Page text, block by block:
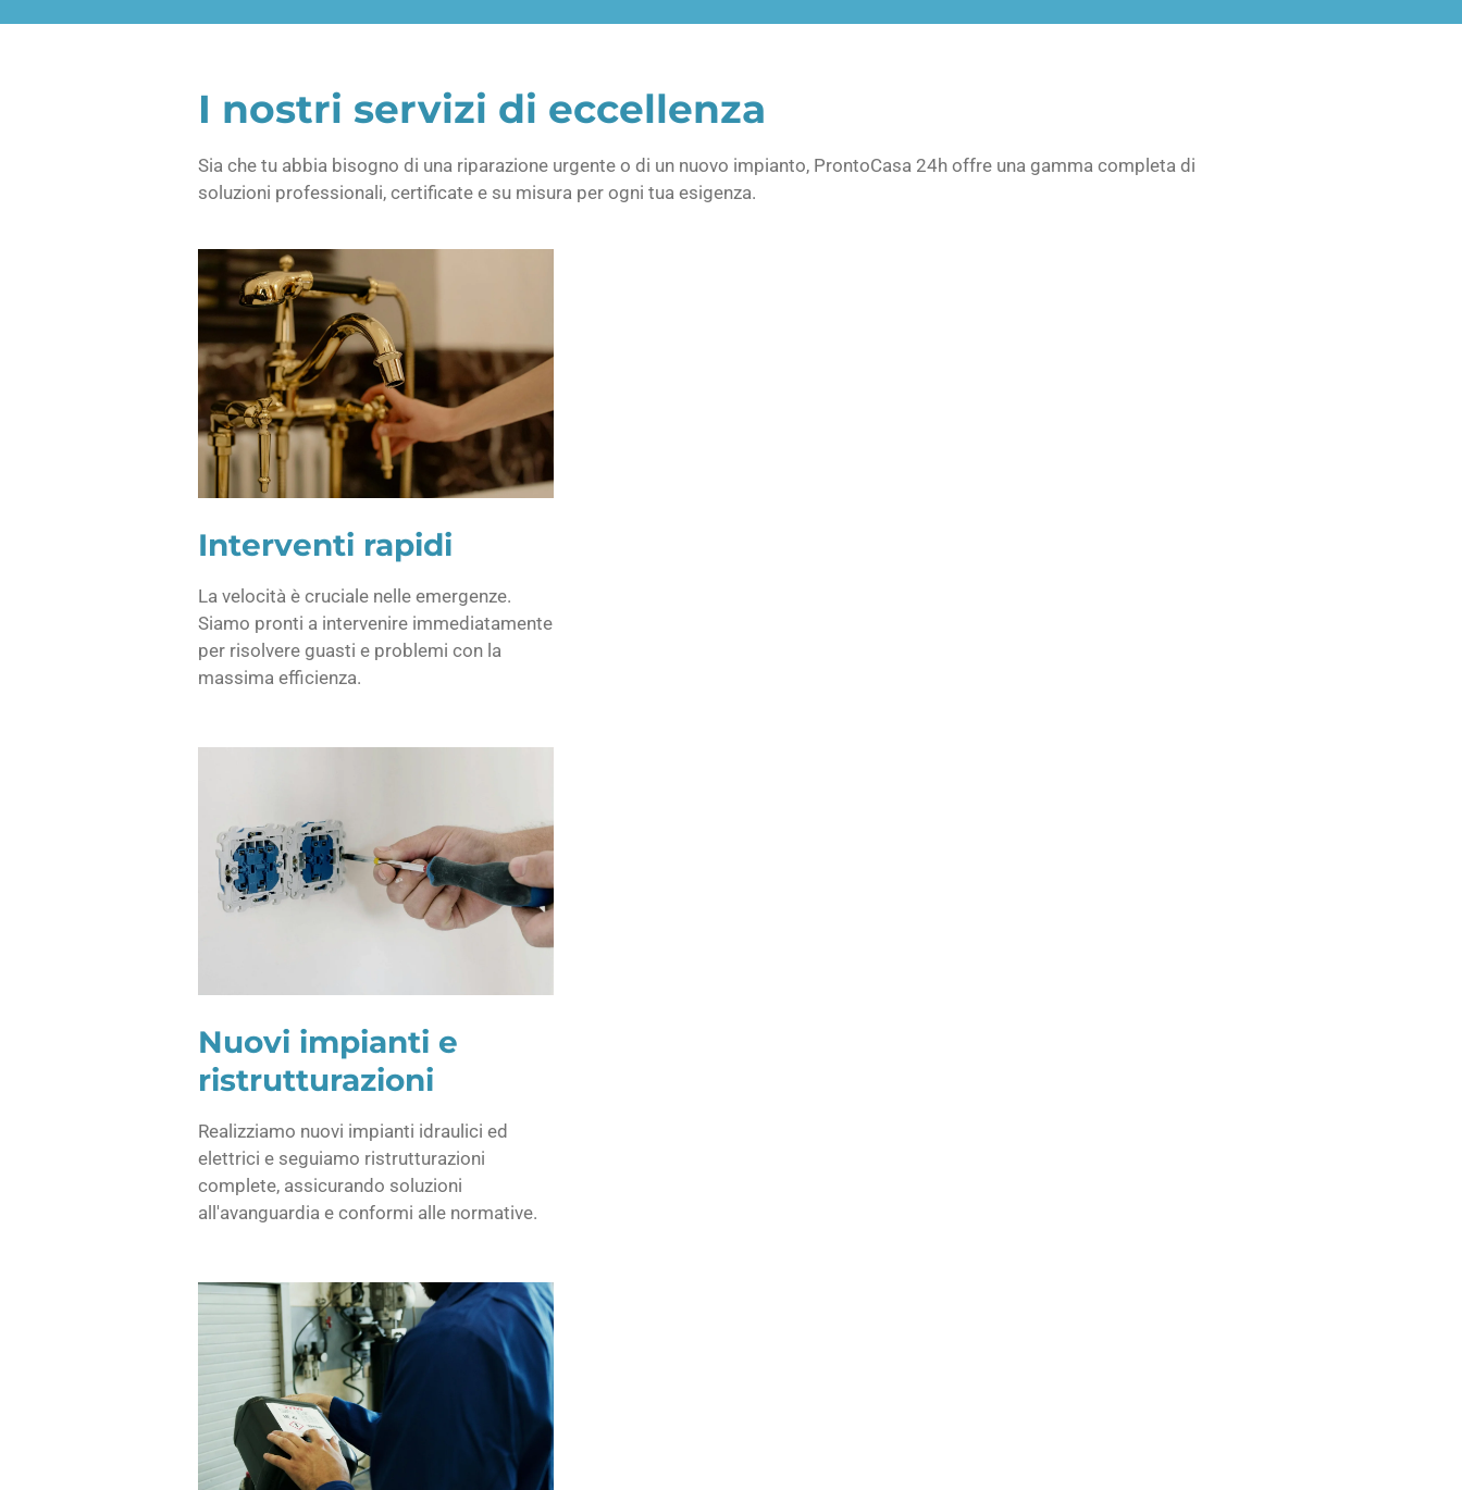
I nostri servizi di eccellenza
Sia che tu abbia bisogno di una riparazione urgente o di un nuovo impianto, ProntoCasa 24h offre una gamma completa di
soluzioni professionali, certificate e su misura per ogni tua esigenza.
Interventi rapidi
La velocità è cruciale nelle emergenze.
Siamo pronti a intervenire immediatamente
per risolvere guasti e problemi con la
massima efficienza.
Nuovi impianti e
ristrutturazioni
Realizziamo nuovi impianti idraulici ed
elettrici e seguiamo ristrutturazioni
complete, assicurando soluzioni
all'avanguardia e conformi alle normative.